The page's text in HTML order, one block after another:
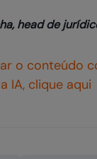
head de
o conteúdo
IA, clique aqui